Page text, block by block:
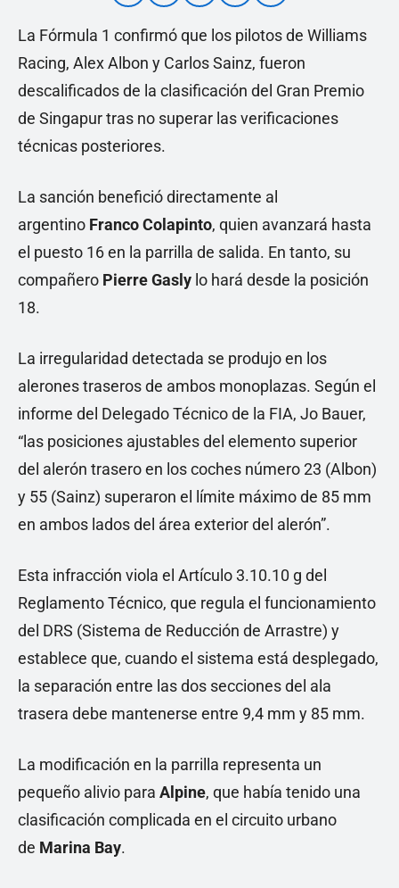
La Fórmula 1 confirmó que los pilotos de Williams
Racing, Alex Albon y Carlos Sainz, fueron
descalificados de la clasificación del Gran Premio
de Singapur tras no superar las verificaciones
técnicas posteriores.
La sanción benefició directamente al
argentino FrancoColapinto, quien avanzará hasta
el puesto 16 en la parrilla de salida. En tanto, su
compañero PierreGasly lo hará desde la posición
18.
La irregularidad detectada se produjo en los
alerones traseros de ambos monoplazas. Según el
informe del Delegado Técnico de la FIA, Jo Bauer,
“las posiciones ajustables del elemento superior
del alerón trasero en los coches número 23 (Albon)
y 55 (Sainz) superaron el límite máximo de 85 mm
en ambos lados del área exterior del alerón”.
Esta infracción viola el Artículo 3.10.10 g del
Reglamento Técnico, que regula el funcionamiento
del DRS (Sistema de Reducción de Arrastre) y
establece que, cuando el sistema está desplegado,
la separación entre las dos secciones del ala
trasera debe mantenerse entre 9,4 mm y 85 mm.
La modificación en la parrilla representa un
pequeño alivio para Alpine, que había tenido una
clasificación complicada en el circuito urbano
de Marina Bay.